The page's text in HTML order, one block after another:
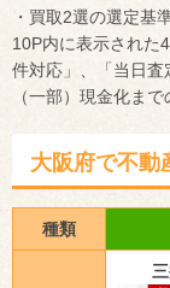
・買取2選の選定
10P内に表示された
件対応」、「当日査
（一部）現金化ま
大阪府で不動
種類